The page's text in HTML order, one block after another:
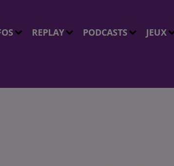
REPLAY PODCASTS JEUX